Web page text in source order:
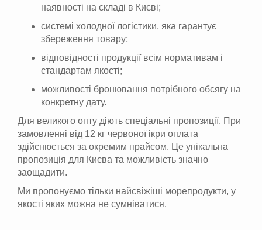
наявності на складі в Києві;
системі холодної логістики, яка гарантує
збереження товару;
відповідності продукції всім нормативам і
стандартам якості;
можливості бронювання потрібного обсягу на
конкретну дату.
Для великого опту діють спеціальні пропозиції. При
замовленні від 12 кг червоної ікри оплата
здійснюється за окремим прайсом. Це унікальна
пропозиція для Києва та можливість значно
заощадити.
Ми пропонуємо тільки найсвіжіші морепродукти, у
якості яких можна не сумніватися.